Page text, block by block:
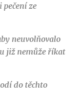
ze
neuvolňovalo
již nemůže říkat
do těchto